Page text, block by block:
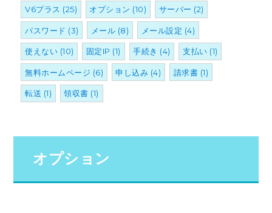
V6プラス (25) オプション (10) サーバー (2)
パスワード (3) メール (8) メール設定 (4)
使えない (10) 固定IP (1) 手続き (4) 支払い (1)
無料ホームページ (6) 申し込み (4) 請求書 (1)
転送 (1) 領収書 (1)
オプション